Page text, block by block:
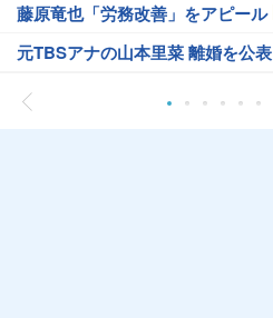
藤原竜也「労務改善」をアピール
元TBSアナの山本里菜 離婚を公表